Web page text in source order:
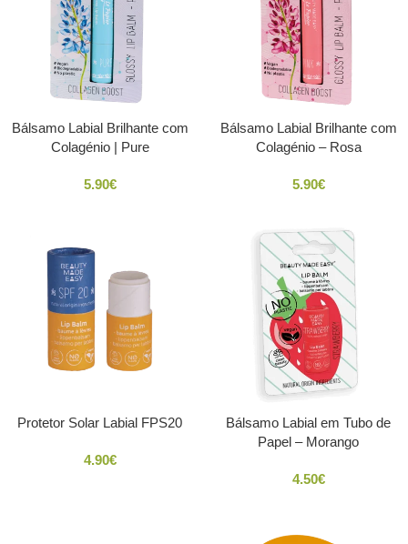
Bálsamo Labial Brilhante com
Colagénio | Pure
5.90€
Bálsamo Labial Brilhante com
Colagénio – Rosa
5.90€
Protetor Solar Labial FPS20
4.90€
Bálsamo Labial em Tubo de
Papel – Morango
4.50€